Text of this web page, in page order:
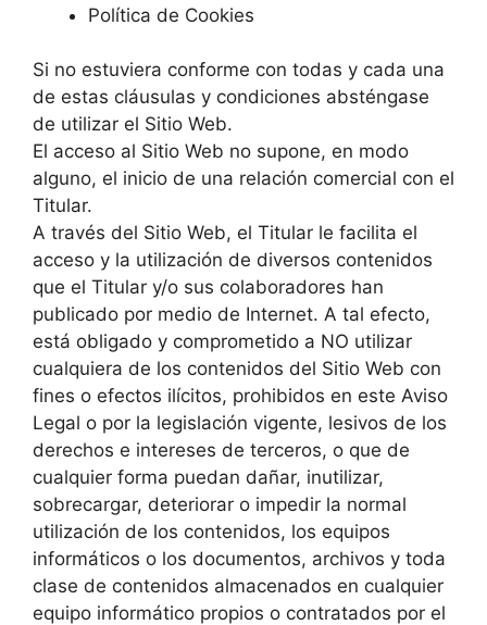
Política de Cookies
Si no estuviera conforme con todas y cada una
de estas cláusulas y condiciones absténgase
de utilizar el Sitio Web.
El acceso al Sitio Web no supone, en modo
alguno, el inicio de una relación comercial con el
Titular.
A través del Sitio Web, el Titular le facilita el
acceso y la utilización de diversos contenidos
que el Titular y/o sus colaboradores han
publicado por medio de Internet. A tal efecto,
está obligado y comprometido a NO utilizar
cualquiera de los contenidos del Sitio Web con
fines o efectos ilícitos, prohibidos en este Aviso
Legal o por la legislación vigente, lesivos de los
derechos e intereses de terceros, o que de
cualquier forma puedan dañar, inutilizar,
sobrecargar, deteriorar o impedir la normal
utilización de los contenidos, los equipos
informáticos o los documentos, archivos y toda
clase de contenidos almacenados en cualquier
equipo informático propios o contratados por el